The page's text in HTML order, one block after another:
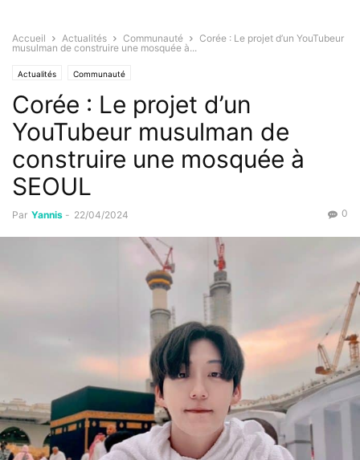
Accueil Actualités Communauté
Corée : Le projet d’un YouTubeur
musulman de construire une mosquée à...
Actualités Communauté
Corée : Le projet d’un
YouTubeur musulman de
construire une mosquée à
SEOUL
Par Yannis - 22/04/2024 0